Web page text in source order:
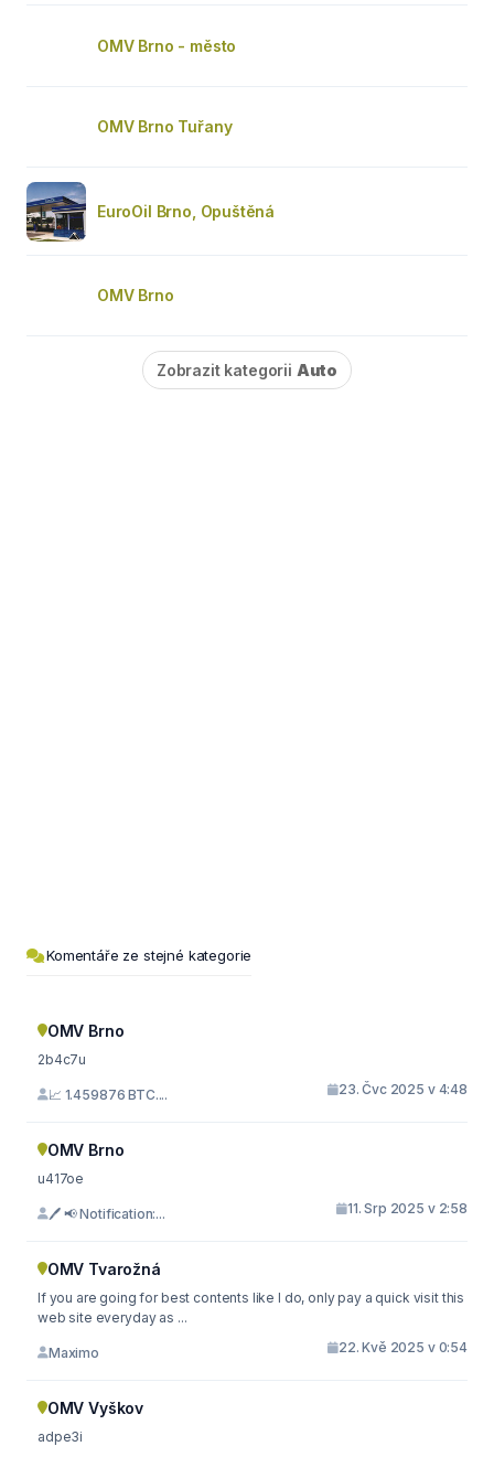
OMV Brno - město
OMV Brno Tuřany
EuroOil Brno, Opuštěná
OMV Brno
Zobrazit kategorii Auto
Komentáře ze stejné kategorie
OMV Brno
2b4c7u
📈 1.459876 BTC.... 23. Čvc 2025 v 4:48
OMV Brno
u417oe
🖊 📢 Notification:... 11. Srp 2025 v 2:58
OMV Tvarožná
If you are going for best contents like I do, only pay a quick visit this
web site everyday as ...
Maximo 22. Kvě 2025 v 0:54
OMV Vyškov
adpe3i